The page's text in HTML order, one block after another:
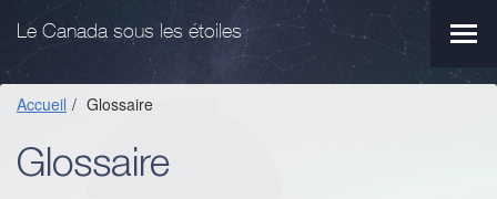
principal
contenu
principal
Le Canada sous les étoiles
Accueil Glossaire
Glossaire